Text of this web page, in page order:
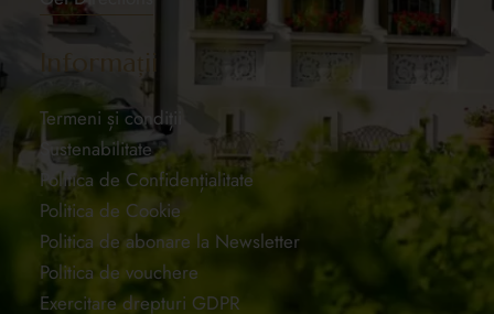
Termeni și condiții
Sustenabilitate
Politica de Confidențialitate
Politica de Cookie
Politica de abonare la Newsletter
Politica de vouchere
Exercitare drepturi GDPR